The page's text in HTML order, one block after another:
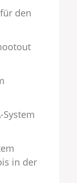
den
in der